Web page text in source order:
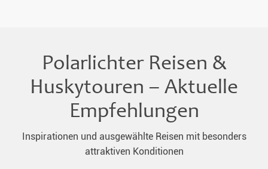
Polarlichter Reisen &
Huskytouren – Aktuelle
Empfehlungen
Inspirationen und ausgewählte Reisen mit besonders
attraktiven Konditionen